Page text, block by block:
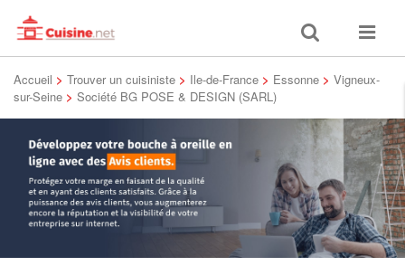
Toggle
search
Toggle
Accueil > Trouver un cuisiniste > Ile-de-France > Essonne > Vigneux-
sur-Seine > Société BG POSE & DESIGN (SARL)